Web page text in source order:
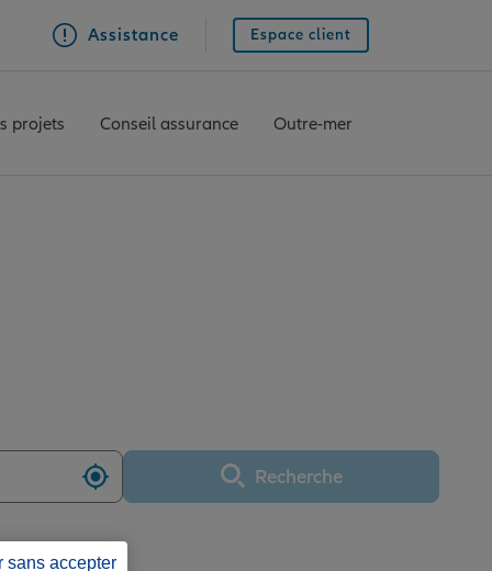
Assistance Espace client
projets Conseil assurance Outre-mer
Utiliser ma positionRecherche
sans accepter